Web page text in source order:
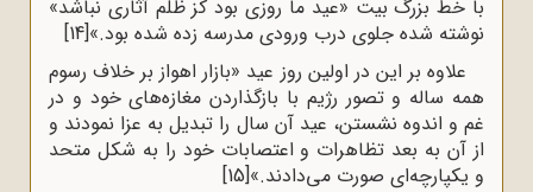
با خط بزرگ بیت «عید ما روزی بود کز ظلم آثاری نباشد»
نوشته شده جلوی درب ورودی مدرسه زده شده بود.»[14]
علاوه بر این در اولین روز عید «بازار اهواز بر خلاف رسوم
همه ساله و تصور رژیم با بازگذاردن مغازه‌های خود و در
غم و اندوه نشستن، عید آن سال را تبدیل به عزا نمودند و
از آن به بعد تظاهرات و اعتصابات خود را به شکل متحد
و یکپارچه‌ای صورت می‌دادند.»[15]